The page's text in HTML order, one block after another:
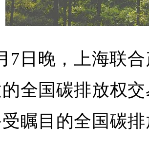
7日晚，上海联
全国碳排放权
瞩目的全国碳